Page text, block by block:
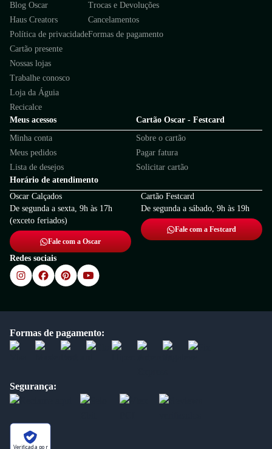
Blog Oscar
Haus Creators
Política de privacidade
Cartão presente
Nossas lojas
Trabalhe conosco
Loja da Águia
Recicalce
Trocas e Devoluções
Cancelamentos
Formas de pagamento
Meus acessos
Minha conta
Meus pedidos
Lista de desejos
Cartão Oscar - Festcard
Sobre o cartão
Pagar fatura
Solicitar cartão
Horário de atendimento
Oscar Calçados
De segunda a sexta, 9h às 17h
(exceto feriados)
Fale com a Oscar
Cartão Festcard
De segunda a sábado, 9h às 19h
Fale com a Festcard
Redes sociais
Formas de pagamento:
Segurança:
Verificada por